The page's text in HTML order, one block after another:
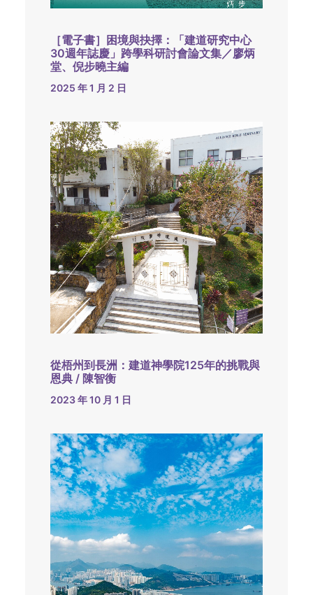
［電子書］困境與抉擇：「建道研究中心
30週年誌慶」跨學科研討會論文集／廖炳
堂、倪步曉主編
2025 年 1 月 2 日
從梧州到長洲：建道神學院125年的挑戰與
恩典 / 陳智衡
2023 年 10 月 1 日